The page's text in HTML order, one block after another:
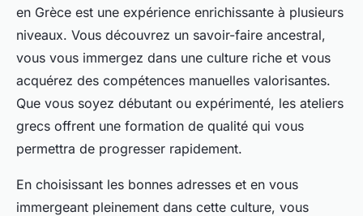
en Grèce est une expérience enrichissante à plusieurs
niveaux. Vous découvrez un savoir-faire ancestral,
vous vous immergez dans une culture riche et vous
acquérez des compétences manuelles valorisantes.
Que vous soyez débutant ou expérimenté, les ateliers
grecs offrent une formation de qualité qui vous
permettra de progresser rapidement.
En choisissant les bonnes adresses et en vous
immergeant pleinement dans cette culture, vous